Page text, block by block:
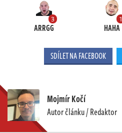
3
ARRGG
1
HAHA
SDÍLET NA FACEBOOK
Mojmír Kočí
Autor článku / Redaktor